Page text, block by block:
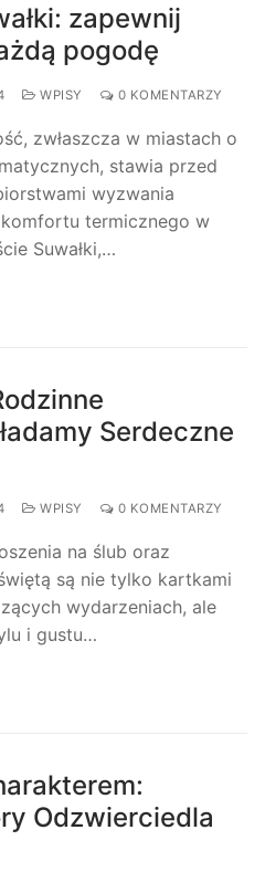
zapewnij
pogodę
WPISY 0 KOMENTARZY
zwłaszcza w miastach o
stawia przed
wyzwania
termicznego w
Suwałki,…
Serdeczne
WPISY 0 KOMENTARZY
na ślub oraz
są nie tylko kartkami
wydarzeniach, ale
i gustu…
Odzwierciedla